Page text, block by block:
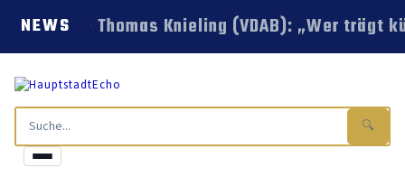
NEWS Thomas Knieling (VDAB): „Wer trägt
🔍